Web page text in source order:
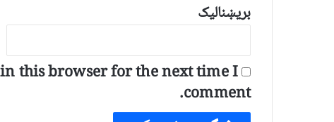
بریښنالیک
this browser for the next time I
comment.